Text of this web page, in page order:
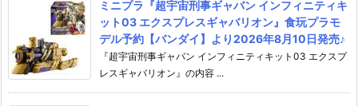
ミニプラ『超宇宙刑事ギャバン インフィニティキ
ット03 エクスプレスギャバリオン』食玩プラモ
デル予約【バンダイ】より2026年8月10日発売♪
『超宇宙刑事ギャバン インフィニティキット03 エクスプ
レスギャバリオン』の内容 ...